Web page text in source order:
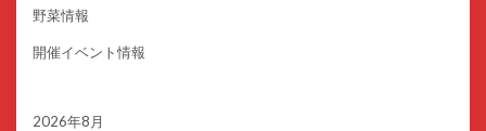
野菜情報
開催イベント情報
2026年8月